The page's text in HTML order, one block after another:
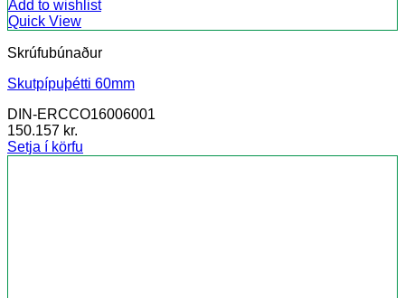
Add to wishlist
Quick View
Skrúfubúnaður
Skutpípuþétti 60mm
DIN-ERCCO16006001
150.157 kr.
Setja í körfu